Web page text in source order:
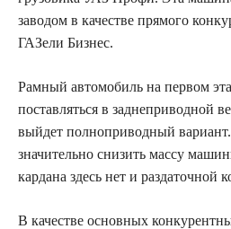
заводом в качестве прямого
ГАЗели Бизнес.
Рамный автомобиль на первом
поставляться в заднеприводной
выйдет полноприводный вариант.
значительно снизить массу
кардана здесь нет и раздаточной
В качестве основных